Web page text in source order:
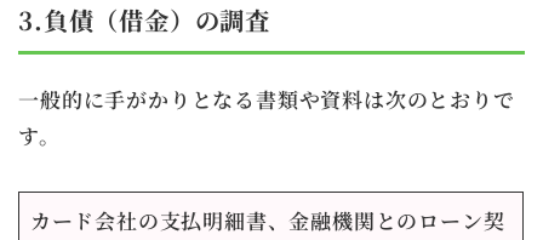
3.負債（借金）の調査
一般的に手がかりとなる書類や資料は次のとおりで
す。
カード会社の支払明細書、金融機関とのローン契